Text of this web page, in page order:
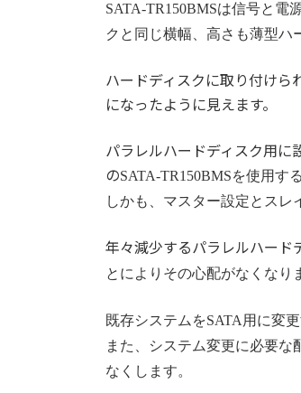
SATA-TR150BMSは信号と電
クと同じ横幅、高さも薄型ハ
ハードディスクに取り付けら
になったように見えます。
パラレルハードディスク用に
のSATA-TR150BMSを使用す
しかも、マスター設定とスレ
年々減少するパラレルハード
とによりその心配がなくなり
既存システムをSATA用に変
また、システム変更に必要
なくします。